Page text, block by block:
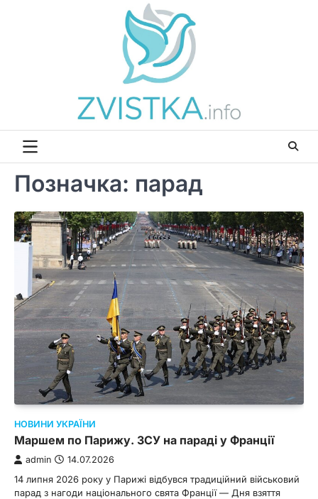
Позначка: парад
НОВИНИ УКРАЇНИ
Маршем по Парижу. ЗСУ на параді у Франції
admin 14.07.2026
14 липня 2026 року у Парижі відбувся традиційний військовий
парад з нагоди національного свята Франції — Дня взяття